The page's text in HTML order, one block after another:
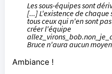
Les sous-équipes sont
[...] L'existence de
tous ceux qui n'en sont
créer l'équipe
Bruce n'aura aucun
Ambiance !